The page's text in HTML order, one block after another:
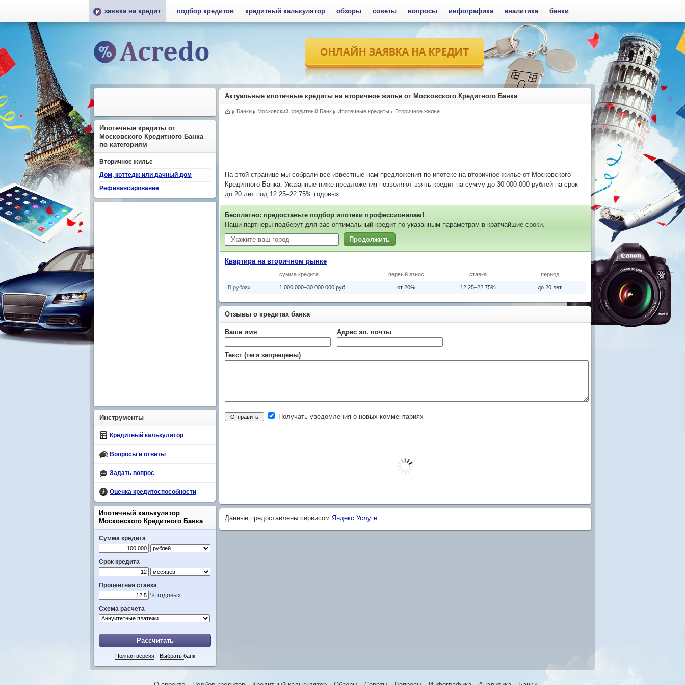
Актуальные ипотечные кредиты на вторичное жилье от Московского Кредитного Банка
Банки Московский Кредитный Банк Ипотечные кредиты Вторичное жилье
На этой странице мы собрали все известные нам предложения по ипотеке на вторичное жилье от Московского
Кредитного Банка. Указанные ниже предложения позволяют взять кредит на сумму до 30 000 000 рублей на срок
до 20 лет под 12.25–22.75% годовых.
Бесплатно: предоставьте подбор ипотеки профессионалам!
Наши партнеры подберут для вас оптимальный кредит по указанным параметрам в кратчайшие сроки.
Продолжить
Квартира на вторичном рынке
сумма кредита первый взнос ставка период
В рублях 1 000 000–30 000 000 руб. от 20% 12.25–22.75% до 20 лет
Отзывы о кредитах банка
Ваше имя Адрес эл. почты
Текст (теги запрещены)
Получать уведомления о новых комментариях
Данные предоставлены сервисом Яндекс.Услуги.
Ипотечные кредиты от
Московского Кредитного Банка
по категориям
Вторичное жилье
Дом, коттедж или дачный дом
Рефинансирование
Инструменты
Кредитный калькулятор
Вопросы и ответы
Задать вопрос
Оценка кредитоспособности
Ипотечный калькулятор
Московского Кредитного Банка
Сумма кредита
Срок кредита
Процентная ставка
% годовых
Схема расчета
Рассчитать
Полная версия· Выбрать банк
заявка на кредит подбор кредитов кредитный калькулятор обзоры советы вопросы инфографика аналитика банки